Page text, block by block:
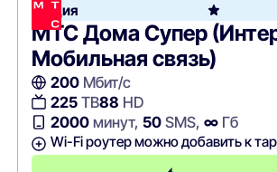
Акция
МТС Дома Супер
Мобильная связь)
200Мбит/с
225ТВ88 HD
2000минут, 50SMS, ∞Гб
Wi-Fi роутер можно добавить к